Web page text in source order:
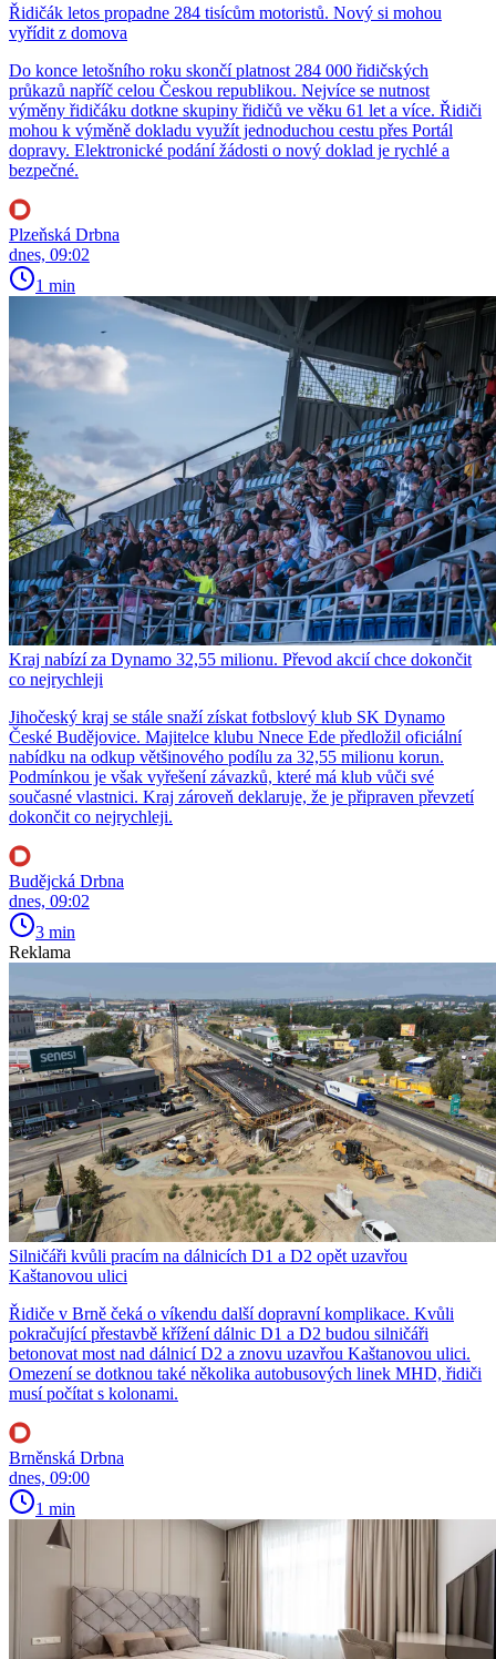
Řidičák letos propadne 284 tisícům motoristů. Nový si mohou
vyřídit z domova
Do konce letošního roku skončí platnost 284 000 řidičských
průkazů napříč celou Českou republikou. Nejvíce se nutnost
výměny řidičáku dotkne skupiny řidičů ve věku 61 let a více. Řidiči
mohou k výměně dokladu využít jednoduchou cestu přes Portál
dopravy. Elektronické podání žádosti o nový doklad je rychlé a
bezpečné.
Plzeňská Drbna
dnes, 09:02
1 min
Kraj nabízí za Dynamo 32,55 milionu. Převod akcií chce dokončit
co nejrychleji
Jihočeský kraj se stále snaží získat fotbslový klub SK Dynamo
České Budějovice. Majitelce klubu Nnece Ede předložil oficiální
nabídku na odkup většinového podílu za 32,55 milionu korun.
Podmínkou je však vyřešení závazků, které má klub vůči své
současné vlastnici. Kraj zároveň deklaruje, že je připraven převzetí
dokončit co nejrychleji.
Budějcká Drbna
dnes, 09:02
3 min
Reklama
Silničáři kvůli pracím na dálnicích D1 a D2 opět uzavřou
Kaštanovou ulici
Řidiče v Brně čeká o víkendu další dopravní komplikace. Kvůli
pokračující přestavbě křížení dálnic D1 a D2 budou silničáři
betonovat most nad dálnicí D2 a znovu uzavřou Kaštanovou ulici.
Omezení se dotknou také několika autobusových linek MHD, řidiči
musí počítat s kolonami.
Brněnská Drbna
dnes, 09:00
1 min